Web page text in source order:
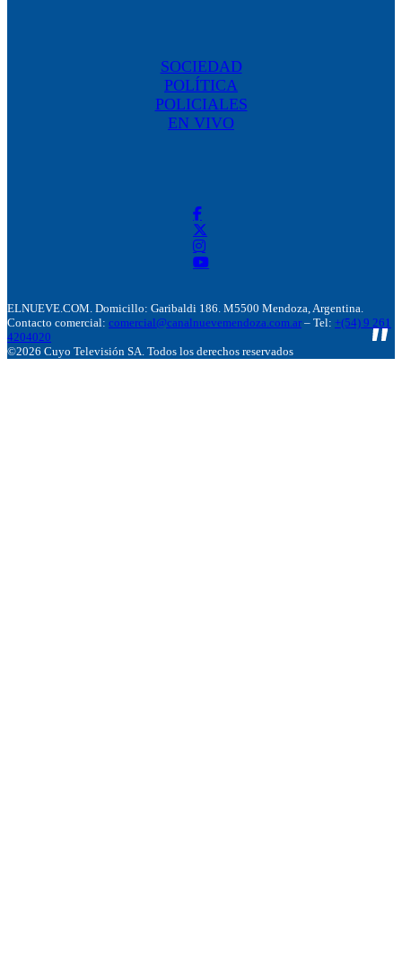
SOCIEDAD
POLÍTICA
POLICIALES
EN VIVO
ELNUEVE.COM. Domicillo: Garibaldi 186. M5500 Mendoza, Argentina.
Contacto comercial: comercial@canalnuevemendoza.com.ar – Tel: +(54) 9 261
4204020
©2026 Cuyo Televisión SA. Todos los derechos reservados